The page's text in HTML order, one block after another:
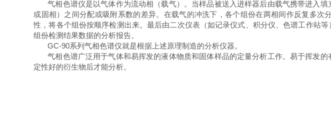
气相色谱仪是以气体作为流动相（载气）。当样品被送入进样器后由载气携带进入
或固相）之间分配或吸附系数的差异。在载气的冲洗下，各个组份在两相间作反复多
性，将各个组份按顺序检测出来。最后由二次仪表（如记录仪式、积分仪、色谱工作站
组份检测结果数据的分析报告。
GC-90系列气相色谱仪就是根据上述原理制造的分析仪器。
气相色谱广泛用于气体和易挥发的液体物质和固体样品的定量分析工作。易于挥发
定性好的衍生物后才能分析。